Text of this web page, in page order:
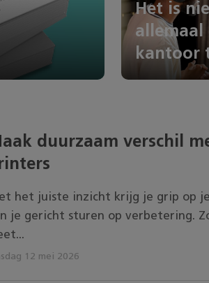
Het is
allemaal
kantoor
duurzaam verschil
het juiste inzicht krijg je grip op
je gericht sturen op verbetering.
12 mei 2026